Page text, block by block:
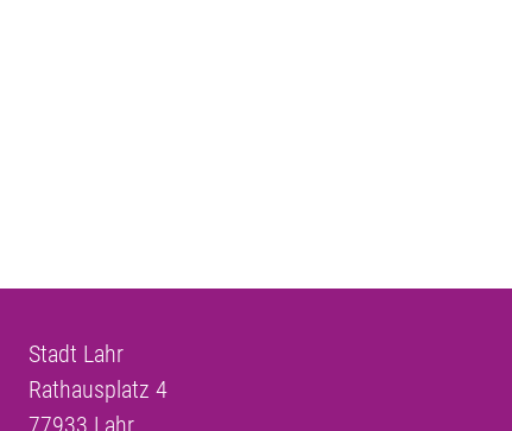
Stadt Lahr
Rathausplatz 4